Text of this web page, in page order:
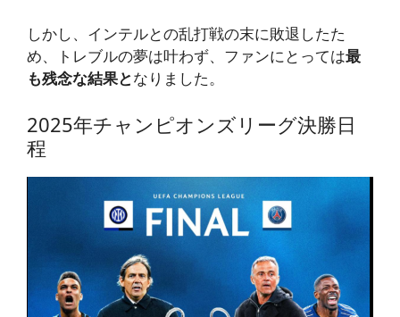
しかし、インテルとの乱打戦の末に敗退したた
め、トレブルの夢は叶わず、ファンにとっては最
も残念な結果となりました。
2025年チャンピオンズリーグ決勝日
程